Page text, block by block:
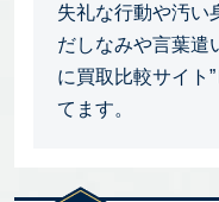
失礼な行動や汚い
だしなみや言葉遣
に買取比較サイト
てます。